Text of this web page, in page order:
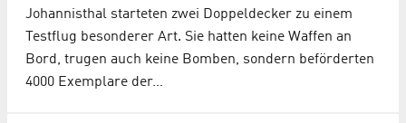
Johannisthal starteten zwei Doppeldecker zu einem
Testflug besonderer Art. Sie hatten keine Waffen an
Bord, trugen auch keine Bomben, sondern beförderten
4000 Exemplare der…